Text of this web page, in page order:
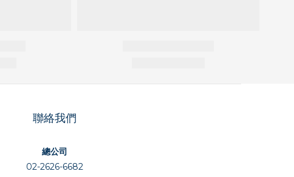
聯絡我們
總公司
02-2626-6682